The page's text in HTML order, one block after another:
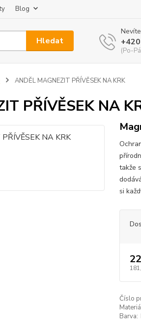
Blog
Hledat
(Po-
ANDĚL MAGNEZIT PŘÍVĚSEK NA KRK
PŘÍVĚSEK NA
takže
si
Číslo
Barva: